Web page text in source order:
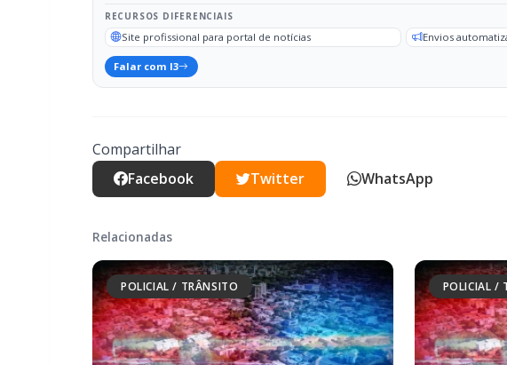
Compartilhar
Facebook
POLICIAL / TRÂNSITO
Mulher é espancada com fio elétrico e
sofre graves ferimentos nos olhos em
Marechal Rondon
Homem
flagrado
celular em